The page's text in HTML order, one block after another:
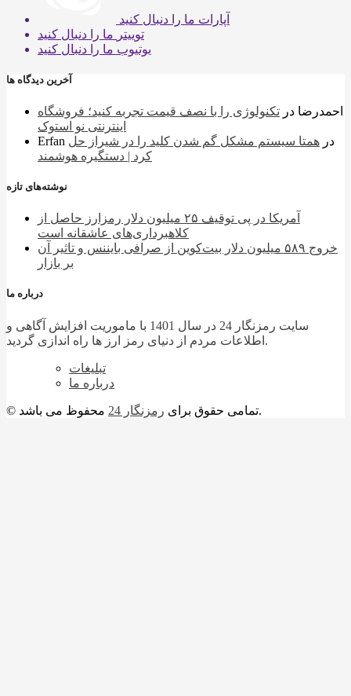
آپارات ما را دنبال کنید
توییتر ما را دنبال کنید
یوتیوب ما را دنبال کنید
آخرین دیدگاه ها
احمدرضا در تکنولوژی را با نصف قیمت تجربه کنید؛ فروشگاه
اینترنتی نو استوک
Erfan
در همتا سیستم مشکل گم شدن کلید را در شیراز حل
کرد | دستگیره هوشمند
نوشته‌های تازه
آمریکا در پی توقیف ۲۵ میلیون دلار رمزارز حاصل از
کلاهبرداری‌های عاشقانه است
خروج ۵۸۹ میلیون دلار بیت‌کوین از صرافی بایننس و تاثیر آن
بر بازار
درباره ما
سایت رمزنگار 24 در سال 1401 با ماموریت افزایش آگاهی و
اطلاعات مردم از دنیای رمز ارز ها راه اندازی گردید.
تبلیغات
درباره ما
© تمامی حقوق برای رمزنگار 24 محفوظ می باشد.